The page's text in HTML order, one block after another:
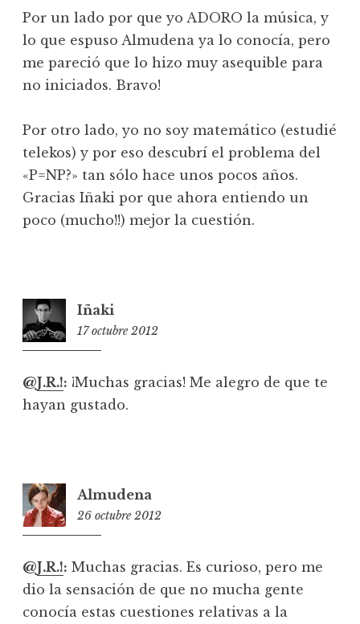
Por un lado por que yo ADORO la música, y
lo que espuso Almudena ya lo conocía, pero
me pareció que lo hizo muy asequible para
no iniciados. Bravo!
Por otro lado, yo no soy matemático (estudié
telekos) y por eso descubrí el problema del
«P=NP?» tan sólo hace unos pocos años.
Gracias Iñaki por que ahora entiendo un
poco (mucho!!) mejor la cuestión.
Iñaki
17 octubre 2012
@J.R.!: ¡Muchas gracias! Me alegro de que te
hayan gustado.
Almudena
26 octubre 2012
@J.R.!: Muchas gracias. Es curioso, pero me
dio la sensación de que no mucha gente
conocía estas cuestiones relativas a la